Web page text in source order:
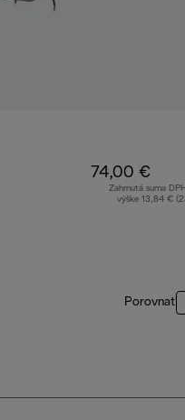
74,00 €
Zahrnutá suma
výške 13,84 €
Porovnať